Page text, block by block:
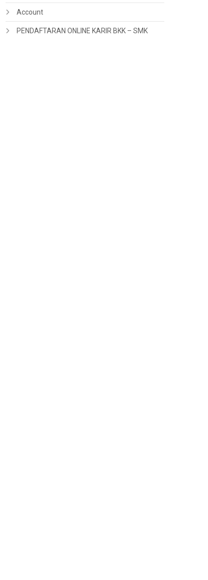
Account
PENDAFTARAN ONLINE KARIR BKK – SMK